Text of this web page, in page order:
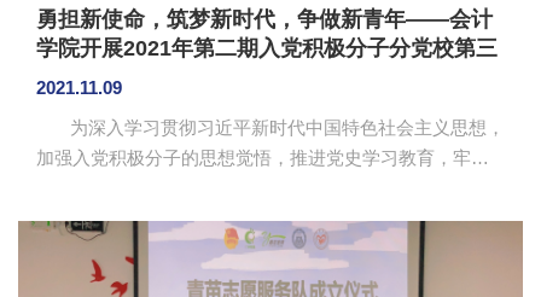
勇担新使命，筑梦新时代，争做新青年——会计
学院开展2021年第二期入党积极分子分党校第三
讲
2021.11.09
为深入学习贯彻习近平新时代中国特色社会主义思想，
加强入党积极分子的思想觉悟，推进党史学习教育，牢固
二报告厅开展2021年第二期入党积极分子学习班第三讲，
本次培训课堂分别由会计学院党总支书记钟远辉和19级党
支部书记邓雪梅主讲。 邓雪梅以“新时代”为主题，为同